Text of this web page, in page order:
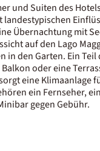
und Suiten des
landestypischen
Übernachtung mit
auf den Lago
in den Garten. Ein
oder eine
eine Klimaanlage
ein Fernseher,
gegen Gebühr.